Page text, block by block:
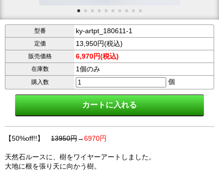
型番 ky-artpt_180611-1
定価 13,950円(税込)
販売価格 6,970円(税込)
在庫数 1個のみ
購入数 個
【50%off!!】 13950円→6970円
天然石ルースに、樹をワイヤーアートしました。
大地に根を張り天に向かう樹。